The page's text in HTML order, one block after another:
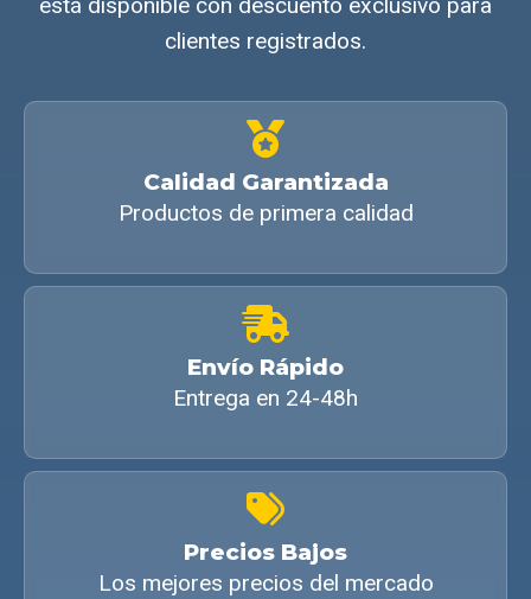
está disponible con descuento exclusivo para
clientes registrados.
Calidad Garantizada
Productos de primera calidad
Envío Rápido
Entrega en 24-48h
Precios Bajos
Los mejores precios del mercado